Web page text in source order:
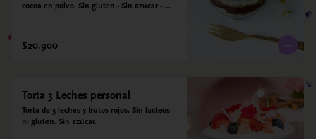
cocoa en polvo. Sin gluten - Sin azucar -
$20.900
Torta 3 Leches personal
Torta de 3 leches y frutos rojos. Sin lacteos
ni gluten. Sin azúcar.